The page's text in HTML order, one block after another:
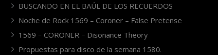
BUSCANDO EN EL BAÚL DE LOS RECUERDOS
Noche de Rock 1569 – Coroner – False Pretense
1569 – CORONER – Disonance Theory
Propuestas para disco de la semana 1580.